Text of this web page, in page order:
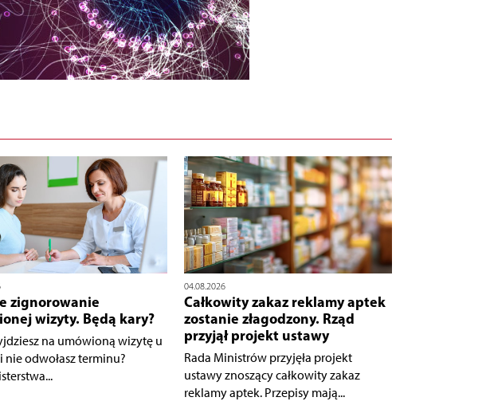
zignorowanie
wizyty. Będą kary?
na umówioną wizytę u
nie odwołasz terminu?
04.08.2026
Całkowity zakaz reklamy aptek
zostanie złagodzony. Rząd
przyjął projekt ustawy
Rada Ministrów przyjęła projekt
ustawy znoszący całkowity zakaz
reklamy aptek. Przepisy mają...